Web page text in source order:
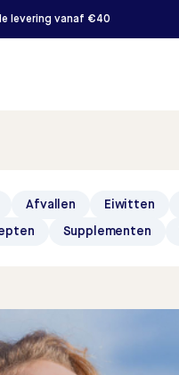
levering vanaf €40
Afvallen Eiwitten
Supplementen